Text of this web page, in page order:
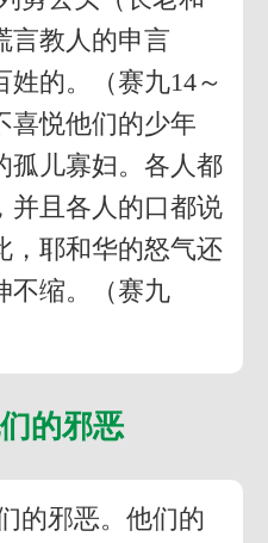
言教人的申言
的。（赛九14～
喜悦他们的少年
孤儿寡妇。各人都
并且各人的口都说
，耶和华的怒气还
不缩。（赛九
的邪恶
的邪恶。他们的